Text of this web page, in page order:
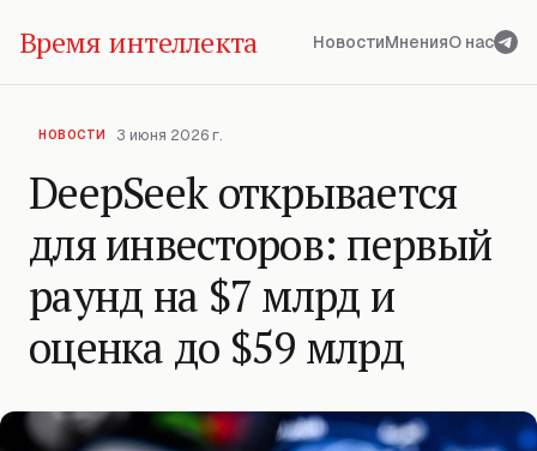
Время интеллекта НовостиМненияО нас
НОВОСТИ 3 июня 2026 г.
DeepSeek открывается
для инвесторов: первый
раунд на $7 млрд и
оценка до $59 млрд